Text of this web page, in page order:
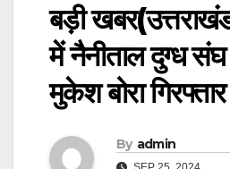
बड़ी
में नैनीताल दुग्ध संघ
मुकेश बोरा
By admin